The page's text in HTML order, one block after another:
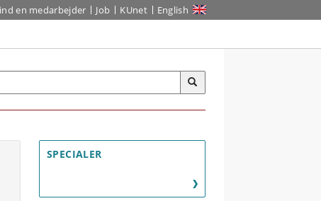
en medarbejder Job KUnet English
SPECIALER